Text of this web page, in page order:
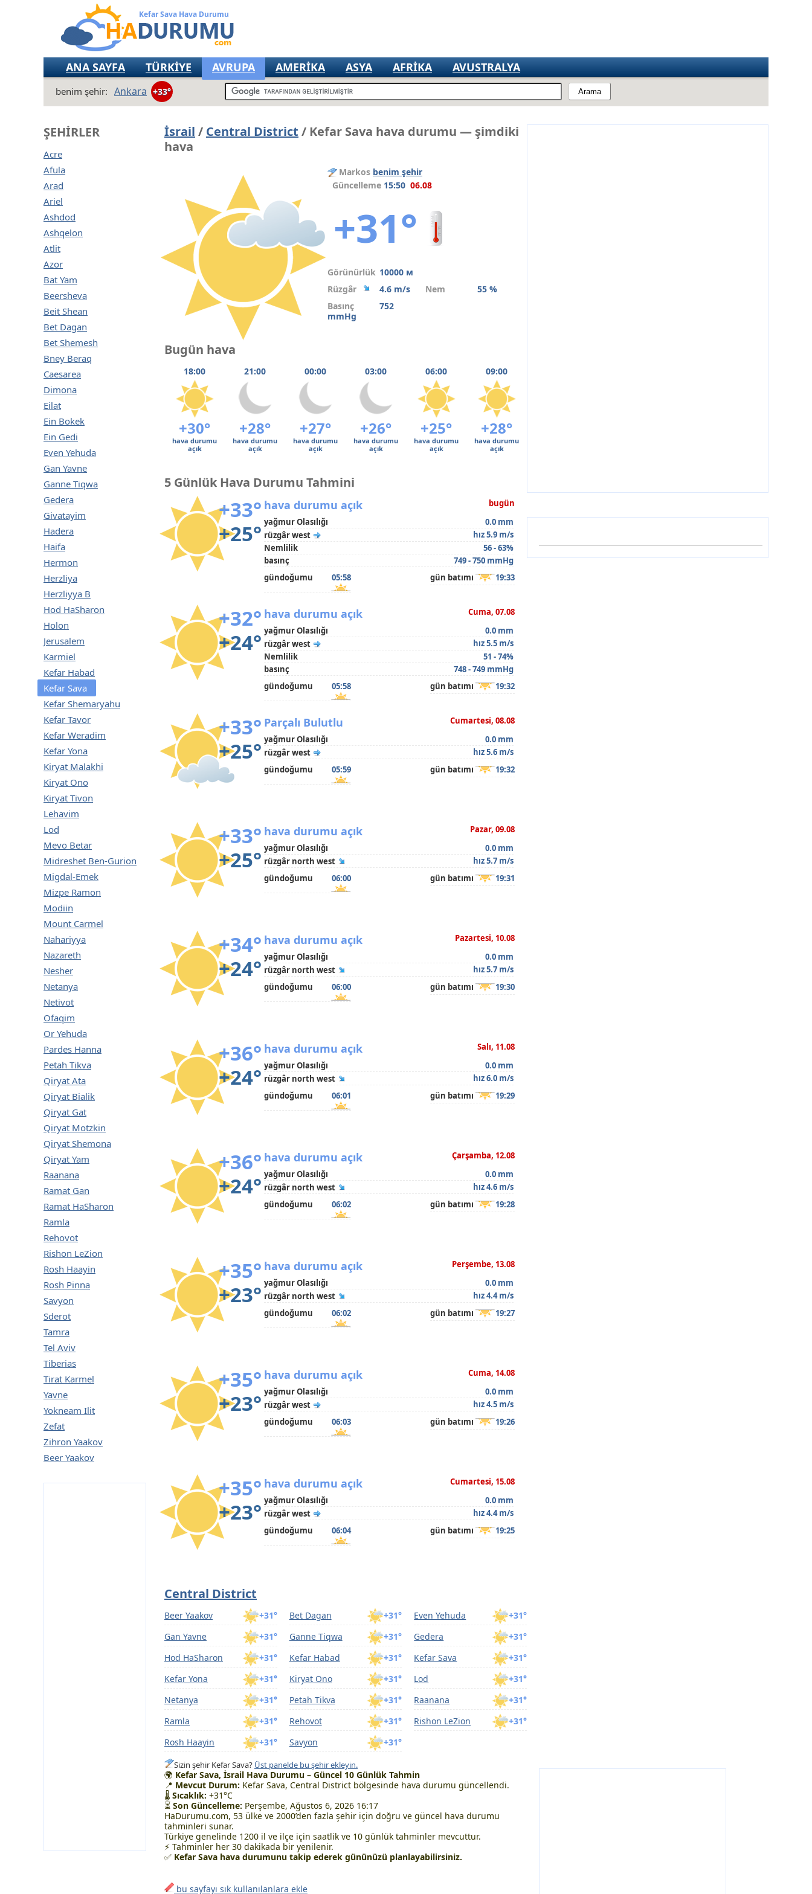
Kefar Sava Hava Durumu
ANA SAYFA TÜRKİYE AVRUPA AMERIKA ASYA AFRIKA AVUSTRALYA
benim şehir: Ankara +33°
ŞEHIRLER
Acre
Afula
Arad
Ariel
Ashdod
Ashqelon
Atlit
Azor
Bat Yam
Beersheva
Beit Shean
Bet Dagan
Bet Shemesh
Bney Beraq
Caesarea
Dimona
Eilat
Ein Bokek
Ein Gedi
Even Yehuda
Gan Yavne
Ganne Tiqwa
Gedera
Givatayim
Hadera
Haifa
Hermon
Herzliya
Herzliyya B
Hod HaSharon
Holon
Jerusalem
Karmiel
Kefar Habad
Kefar Sava
Kefar Shemaryahu
Kefar Tavor
Kefar Weradim
Kefar Yona
Kiryat Malakhi
Kiryat Ono
Kiryat Tivon
Lehavim
Lod
Mevo Betar
Midreshet Ben-Gurion
Migdal-Emek
Mizpe Ramon
Modiin
Mount Carmel
Nahariyya
Nazareth
Nesher
Netanya
Netivot
Ofaqim
Or Yehuda
Pardes Hanna
Petah Tikva
Qiryat Ata
Qiryat Bialik
Qiryat Gat
Qiryat Motzkin
Qiryat Shemona
Qiryat Yam
Raanana
Ramat Gan
Ramat HaSharon
Ramla
Rehovot
Rishon LeZion
Rosh Haayin
Rosh Pinna
Savyon
Sderot
Tamra
Tel Aviv
Tiberias
Tirat Karmel
Yavne
Yokneam Ilit
Zefat
Zihron Yaakov
Beer Yaakov
İsrail / Central District / Kefar Sava hava durumu — şimdiki
hava
Markos benim şehir
Güncelleme 15:50 06.08
+31°
Görünürlük 10000 м
Rüzgâr
4.6 m/s Nem
55 %
Basınç
752
mmHg
Bugün hava
18:00 21:00 00:00 03:00 06:00 09:00
+30° +28° +27° +26° +25° +28°
hava durumu
açık
hava durumu
açık
hava durumu
açık
hava durumu
açık
hava durumu
açık
hava durumu
açık
5 Günlük Hava Durumu Tahmini
+33°
+25°
bugün
hava durumu açık
yağmur Olasılığı
0.0 mm
rüzgâr west
hız 5.9 m/s
Nemlilik
56 - 63%
basınç
749 - 750 mmHg
gündoğumu
05:58 gün batımı 19:33
+32°
+24°
Cuma, 07.08
hava durumu açık
yağmur Olasılığı
0.0 mm
rüzgâr west
hız 5.5 m/s
Nemlilik
51 - 74%
basınç
748 - 749 mmHg
gündoğumu
05:58 gün batımı 19:32
+33°
+25°
Cumartesi, 08.08
Parçalı Bulutlu
yağmur Olasılığı
0.0 mm
rüzgâr west
hız 5.6 m/s
gündoğumu
05:59 gün batımı 19:32
+33°
+25°
Pazar, 09.08
hava durumu açık
yağmur Olasılığı
0.0 mm
rüzgâr north west
hız 5.7 m/s
gündoğumu
06:00 gün batımı 19:31
+34°
+24°
Pazartesi, 10.08
hava durumu açık
yağmur Olasılığı
0.0 mm
rüzgâr north west
hız 5.7 m/s
gündoğumu
06:00 gün batımı 19:30
+36°
+24°
Salı, 11.08
hava durumu açık
yağmur Olasılığı
0.0 mm
rüzgâr north west
hız 6.0 m/s
gündoğumu
06:01 gün batımı 19:29
+36°
+24°
Çarşamba, 12.08
hava durumu açık
yağmur Olasılığı
0.0 mm
rüzgâr north west
hız 4.6 m/s
gündoğumu
06:02 gün batımı 19:28
+35°
+23°
Perşembe, 13.08
hava durumu açık
yağmur Olasılığı
0.0 mm
rüzgâr north west
hız 4.4 m/s
gündoğumu
06:02 gün batımı 19:27
+35°
+23°
Cuma, 14.08
hava durumu açık
yağmur Olasılığı
0.0 mm
rüzgâr west
hız 4.5 m/s
gündoğumu
06:03 gün batımı 19:26
+35°
+23°
Cumartesi, 15.08
hava durumu açık
yağmur Olasılığı
0.0 mm
rüzgâr west
hız 4.4 m/s
gündoğumu
06:04 gün batımı 19:25
Central District
+31°
Beer Yaakov +31°
Bet Dagan +31°
Even Yehuda
+31°
Gan Yavne +31°
Ganne Tiqwa +31°
Gedera
+31°
Hod HaSharon +31°
Kefar Habad +31°
Kefar Sava
+31°
Kefar Yona +31°
Kiryat Ono +31°
Lod
+31°
Netanya +31°
Petah Tikva +31°
Raanana
+31°
Ramla +31°
Rehovot +31°
Rishon LeZion
+31°
Rosh Haayin +31°
Savyon
Sizin şehir Kefar Sava? Üst panelde bu şehir ekleyin.
🌍 Kefar Sava, İsrail Hava Durumu – Güncel 10 Günlük Tahmin
📍 Mevcut Durum: Kefar Sava, Central District bölgesinde hava durumu güncellendi.
🌡 Sıcaklık: +31°C
⏳ Son Güncelleme: Perşembe, Ağustos 6, 2026 16:17
HaDurumu.com, 53 ülke ve 2000’den fazla şehir için doğru ve güncel hava durumu
tahminleri sunar.
Türkiye genelinde 1200 il ve ilçe için saatlik ve 10 günlük tahminler mevcuttur.
⚡ Tahminler her 30 dakikada bir yenilenir.
✅ Kefar Sava hava durumunu takip ederek gününüzü planlayabilirsiniz.
bu sayfayı sık kullanılanlara ekle